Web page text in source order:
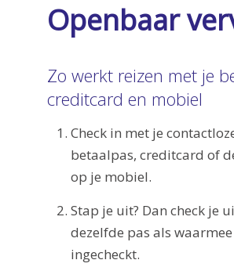
Openbaar
Zo werkt reizen met je
creditcard en mobiel
Check in met je
betaalpas, creditcard of
op je mobiel.
Stap je uit? Dan check je
dezelfde pas als
ingecheckt.